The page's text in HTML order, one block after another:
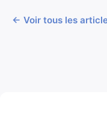
← Voir tous les